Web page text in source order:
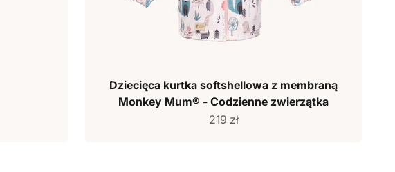
Dziecięca kurtka softshellowa z membraną
Monkey Mum® - Codzienne zwierzątka
Cena sprzedaży
219 zł